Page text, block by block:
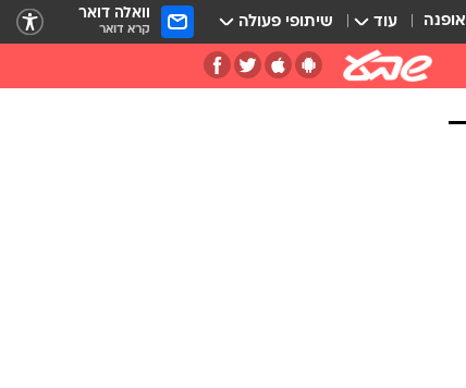
אופנה עוד שיתופי פעולה וואלה דואר
קרא דואר